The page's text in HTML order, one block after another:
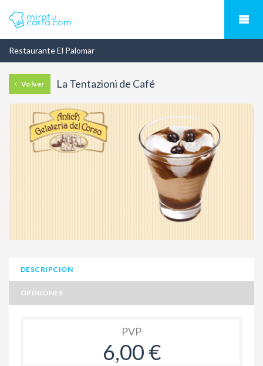
Restaurante El Palomar
Volver La Tentazioni de Café
DESCRIPCION
OPINIONES
PVP
6,00 €